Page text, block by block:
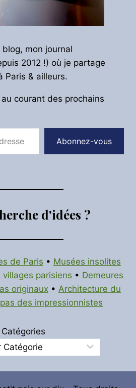
mon journal
2012 !) où je partage
Paris & ailleurs.
courant des prochains
Abonnez-vous
d'idées ?
de Paris • Musées insolites
parisiens • Demeures
originaux • Architecture du
des impressionnistes
Catégories